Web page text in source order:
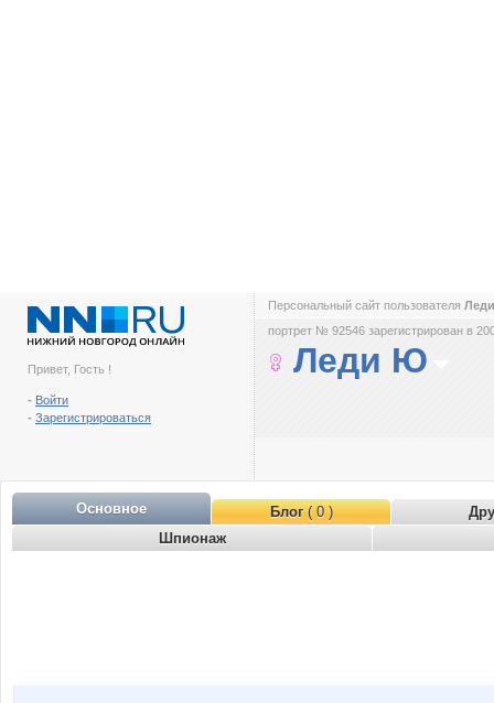
Привет, Гость !
- Войти
- Зарегистрироваться
Персональный сайт пользователя
портрет № 92546 зарегистрирован в
Леди Ю
Основное Блог( 0 )
Шпионаж